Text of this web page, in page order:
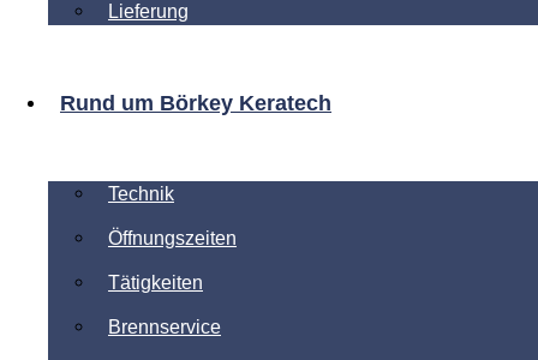
Lieferung
Rund um Börkey Keratech
Technik
Öffnungszeiten
Tätigkeiten
Brennservice